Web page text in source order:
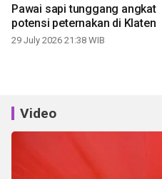
Pawai sapi tunggang angkat
potensi peternakan di Klaten
29 July 2026 21:38 WIB
Video